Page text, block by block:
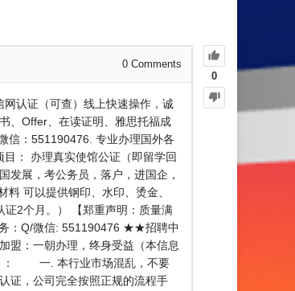
0
0 Comments
认证（可查）线上快速操作，诚
、Offer、在读证明、雅思托福成
信：551190476. 专业办理国外各
： 办理真实使馆公证（即留学回
发展，考公务员，落户，进国企，
可以提供钢印、水印、烫金、
2个月。） 【郑重声明：质量满
务：Q/微信: 551190476 ★★招聘中
盟：一朝办理，终身受益（本信息
】： 一. 本行业市场混乱，不要
证，公司完全按照正规的流程手